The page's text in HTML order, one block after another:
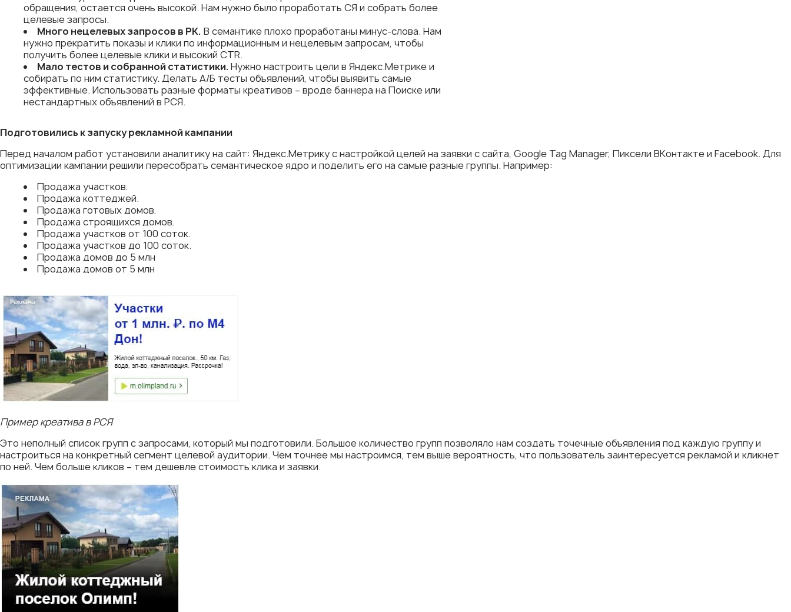
обращения, остается очень высокой. Нам нужно было проработать СЯ и собрать более
целевые запросы.
Много нецелевых запросов в РК. В семантике плохо проработаны минус-слова. Нам
нужно прекратить показы и клики по информационным и нецелевым запросам, чтобы
получить более целевые клики и высокий CTR.
Мало тестов и собранной статистики.Нужно настроить цели в Яндекс.Метрике и
собирать по ним статистику. Делать А/Б тесты объявлений, чтобы выявить самые
эффективные. Использовать разные форматы креативов – вроде баннера на Поиске или
нестандартных объявлений в РСЯ.
Подготовились к запуску рекламной кампании
Перед началом работ установили аналитику на сайт: Яндекс.Метрику с настройкой целей на заявки с сайта, Google Tag Manager, Пиксели ВКонтакте и Facebook. Для
оптимизации кампании решили пересобрать семантическое ядро и поделить его на самые разные группы. Например:
Продажа участков.
Продажа коттеджей.
Продажа готовых домов.
Продажа строящихся домов.
Продажа участков от 100 соток.
Продажа участков до 100 соток.
Продажа домов до 5 млн
Продажа домов от 5 млн
Пример креатива в РСЯ
Это неполный список групп с запросами, который мы подготовили. Большое количество групп позволяло нам создать точечные объявления под каждую группу и
настроиться на конкретный сегмент целевой аудитории. Чем точнее мы настроимся, тем выше вероятность, что пользователь заинтересуется рекламой и кликнет
по ней. Чем больше кликов – тем дешевле стоимость клика и заявки.